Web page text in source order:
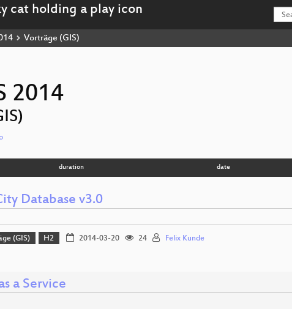
Vorträge (GIS)
2014
duration date
Database v3.0
(GIS) H2 2014-03-20 24 Felix Kunde
a Service